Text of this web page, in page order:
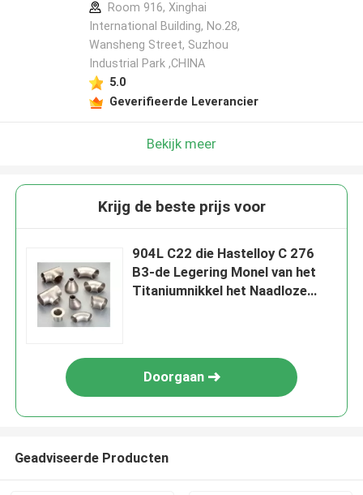
Room 916, Xinghai
International Building, No.28,
Wansheng Street, Suzhou
Industrial Park ,CHINA
5.0
Geverifieerde Leverancier
Bekijk meer
Krijg de beste prijs voor
904L C22 die Hastelloy C 276
B3-de Legering Monel van het
Titaniumnikkel het Naadloze
Doorgaan
Geadviseerde Producten